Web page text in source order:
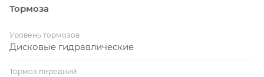
Тормоза
Уровень тормозов
Дисковые гидравлические
Тормоз передний